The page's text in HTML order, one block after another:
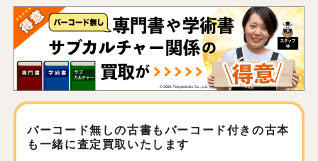
バーコード無しの古書もバーコード付きの古本
も 一緒に査定買取いたします